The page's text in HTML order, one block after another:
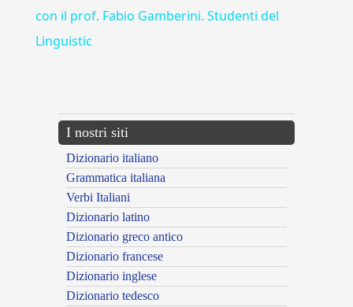
con il prof. Fabio Gamberini. Studenti del
Linguistic
I nostri siti
Dizionario italiano
Grammatica italiana
Verbi Italiani
Dizionario latino
Dizionario greco antico
Dizionario francese
Dizionario inglese
Dizionario tedesco